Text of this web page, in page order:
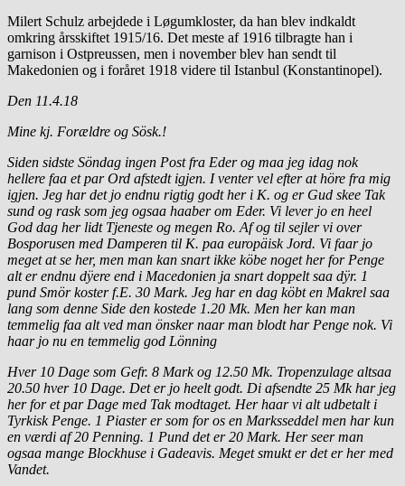
Milert Schulz arbejdede i Løgumkloster, da han blev indkaldt
omkring årsskiftet 1915/16. Det meste af 1916 tilbragte han i
garnison i Ostpreussen, men i november blev han sendt til
Makedonien og i foråret 1918 videre til Istanbul (Konstantinopel).
Den 11.4.18
Mine kj. Forældre og Sösk.!
Siden sidste Söndag ingen Post fra Eder og maa jeg idag nok
hellere faa et par Ord afstedt igjen. I venter vel efter at höre fra mig
igjen. Jeg har det jo endnu rigtig godt her i K. og er Gud skee Tak
sund og rask som jeg ogsaa haaber om Eder. Vi lever jo en heel
God dag her lidt Tjeneste og megen Ro. Af og til sejler vi over
Bosporusen med Damperen til K. paa europäisk Jord. Vi faar jo
meget at se her, men man kan snart ikke köbe noget her for Penge
alt er endnu dÿere end i Macedonien ja snart doppelt saa dÿr. 1
pund Smör koster f.E. 30 Mark. Jeg har en dag köbt en Makrel saa
lang som denne Side den kostede 1.20 Mk. Men her kan man
temmelig faa alt ved man önsker naar man blodt har Penge nok. Vi
haar jo nu en temmelig god Lönning
Hver 10 Dage som Gefr. 8 Mark og 12.50 Mk. Tropenzulage altsaa
20.50 hver 10 Dage. Det er jo heelt godt. Di afsendte 25 Mk har jeg
her for et par Dage med Tak modtaget. Her haar vi alt udbetalt i
Tyrkisk Penge. 1 Piaster er som for os en Marksseddel men har kun
en værdi af 20 Penning. 1 Pund det er 20 Mark. Her seer man
ogsaa mange Blockhuse i Gadeavis. Meget smukt er det er her med
Vandet.